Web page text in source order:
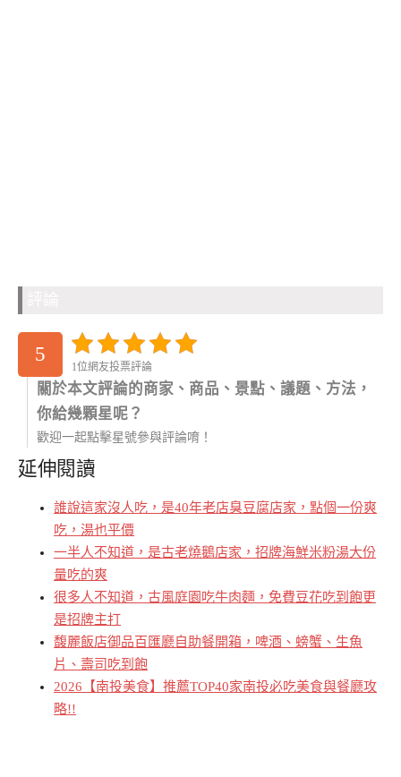
5
1位網友投票評論
關於本文評論的商家、商品、景點、議題、方法，
你給幾顆星呢？
歡迎一起點擊星號參與評論唷！
延伸閱讀
誰說這家沒人吃，是40年老店臭豆腐店家，點個一份爽
吃，湯也平價
一半人不知道，是古老燒鵝店家，招牌海鮮米粉湯大份
量吃的爽
很多人不知道，古風庭園吃牛肉麵，免費豆花吃到飽更
是招牌主打
馥麗飯店御品百匯廳自助餐開箱，啤酒、螃蟹、生魚
片、壽司吃到飽
2026【南投美食】推薦TOP40家南投必吃美食與餐廳攻
略!!